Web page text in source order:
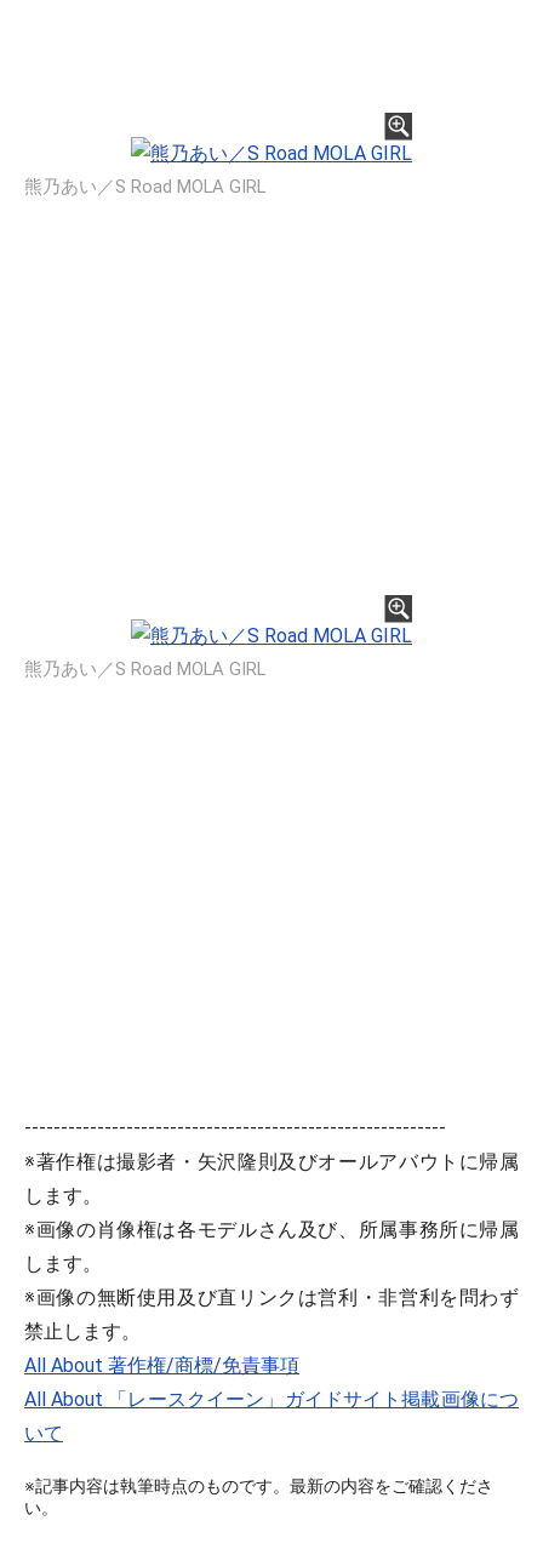
熊乃あい／S Road MOLA GIRL
熊乃あい／S Road MOLA GIRL
----------------------------------------------------------
※著作権は撮影者・矢沢隆則及びオールアバウトに帰属
します。
※画像の肖像権は各モデルさん及び、所属事務所に帰属
します。
※画像の無断使用及び直リンクは営利・非営利を問わず
禁止します。
All About 著作権/商標/免責事項
All About 「レースクイーン」ガイドサイト掲載画像につ
いて
※記事内容は執筆時点のものです。最新の内容をご確認くださ
い。